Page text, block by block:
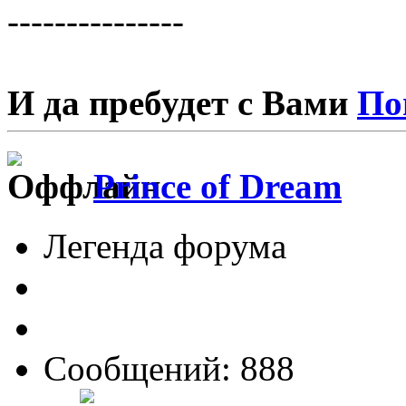
---------------
И да пребудет с Вами
Prince of Dream
Легенда форума
Сообщений: 888